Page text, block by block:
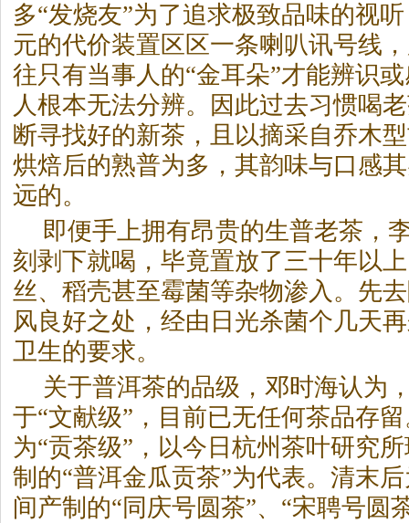
多“发烧友”为了追求极致品味的视
元的代价装置区区一条喇叭讯号线
往只有当事人的“金耳朵”才能辨识
人根本无法分辨。因此过去习惯喝老
断寻找好的新茶 ，且以摘采自乔木
烘焙后的熟普为多，其韵味与口感
远的。
即便手上拥有昂贵的生普老茶 ，
刻剥下就喝，毕竟置放了三十年以
丝、稻壳甚至霉菌等杂物渗入。先
风良好之处，经由日光杀菌个几天
卫生的要求。
关于普洱茶的品级，邓时海认为
于“文献级”，目前已无任何茶品存
为“贡茶级”，以今日杭州 茶叶研究
制的“普洱金瓜贡茶”为代表。清末
间产制的“同庆号圆茶”、“宋聘号圆